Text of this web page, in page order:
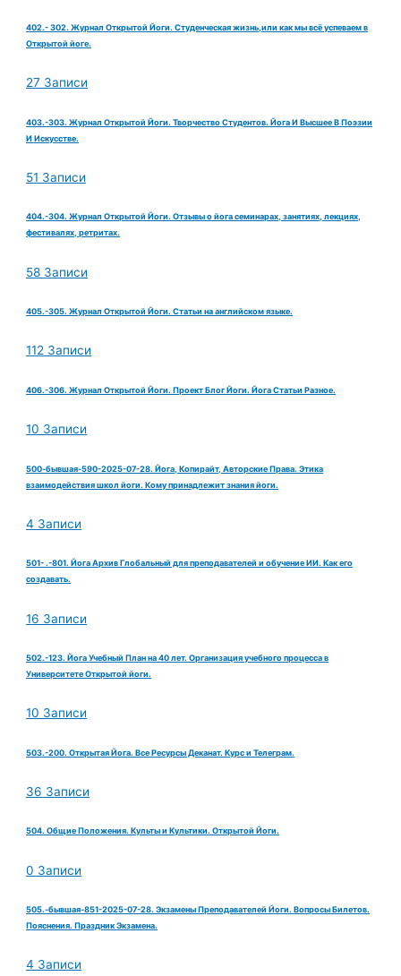
402.- 302. Журнал Открытой Йоги. Студенческая жизнь,или как мы всё успеваем в
Открытой йоге.
27 Записи
403.-303. Журнал Открытой Йоги. Творчество Студентов. Йога И Высшее В Поэзии
И Искусстве.
51 Записи
404.-304. Журнал Открытой Йоги. Отзывы о йога семинарах, занятиях, лекциях,
фестивалях, ретритах.
58 Записи
405.-305. Журнал Открытой Йоги. Статьи на английском языке.
112 Записи
406.-306. Журнал Открытой Йоги. Проект Блог Йоги. Йога Статьи Разное.
10 Записи
500-бывшая-590-2025-07-28. Йога, Копирайт, Авторские Права. Этика
взаимодействия школ йоги. Кому принадлежит знания йоги.
4 Записи
501- .-801. Йога Архив Глобальный для преподавателей и обучение ИИ. Как его
создавать.
16 Записи
502.-123. Йога Учебный План на 40 лет. Организация учебного процесса в
Университете Открытой йоги.
10 Записи
503.-200. Открытая Йога. Все Ресурсы Деканат. Курс и Телеграм.
36 Записи
504. Общие Положения. Культы и Культики. Открытой Йоги.
0 Записи
505.-бывшая-851-2025-07-28. Экзамены Преподавателей Йоги. Вопросы Билетов.
Пояснения. Праздник Экзамена.
4 Записи